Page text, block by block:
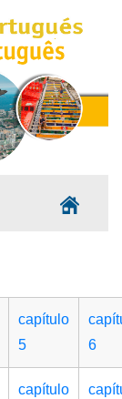
capítulo
5
6
capítulo